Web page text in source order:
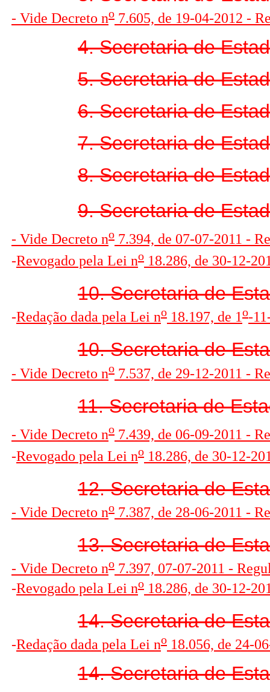
- Vide Decreto no 7.605, de 19-04-2012 -
4. Secretaria de
5. Secretaria de
6. Secretaria de
7. Secretaria de
8. Secretaria de
9. Secretaria de
- Vide Decreto no 7.394, de 07-07-2011 -
-Revogado pela Lei no 18.286, de 30-12-
10. Secretaria de
-Redação dada pela Lei no 18.197, de 1o-
10. Secretaria de
- Vide Decreto no 7.537, de 29-12-2011 -
11. Secretaria de
- Vide Decreto no 7.439, de 06-09-2011 -
-Revogado pela Lei no 18.286, de 30-12-
12. Secretaria de
- Vide Decreto no 7.387, de 28-06-2011 -
13. Secretaria de
- Vide Decreto no 7.397, 07-07-2011 -
-Revogado pela Lei no 18.286, de 30-12-
14. Secretaria de
-Redação dada pela Lei no 18.056, de 24-
14. Secretaria de